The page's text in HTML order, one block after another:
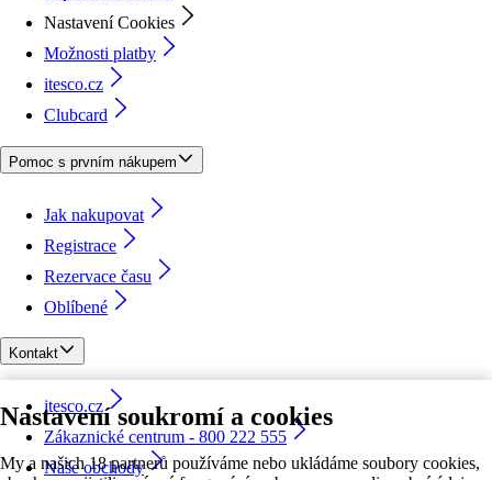
Nastavení soukromí a cookies
My a našich 18 partnerů používáme nebo ukládáme soubory cookies,
Nastavení Cookies
Možnosti platby
itesco.cz
Clubcard
Pomoc s prvním nákupem
Jak nakupovat
Registrace
Rezervace času
Oblíbené
Kontakt
itesco.cz
Zákaznické centrum - 800 222 555
Naše obchody